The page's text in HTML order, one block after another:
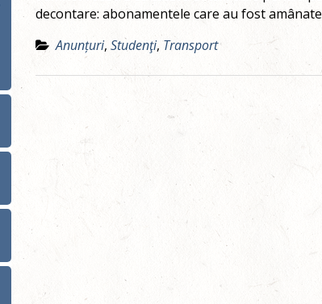
decontare: abonamentele care au fost
Anunțuri, Studenţi, Transport